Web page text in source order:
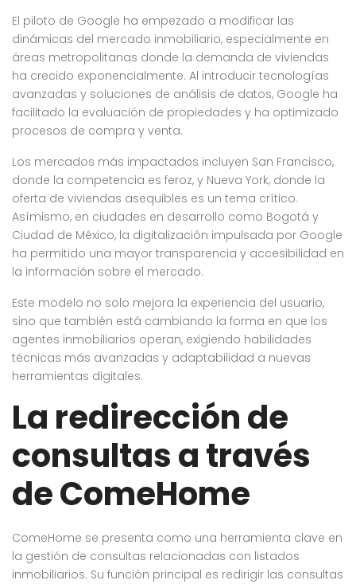
El piloto de Google ha empezado a modificar las
dinámicas del mercado inmobiliario, especialmente en
áreas metropolitanas donde la demanda de viviendas
ha crecido exponencialmente. Al introducir tecnologías
avanzadas y soluciones de análisis de datos, Google ha
facilitado la evaluación de propiedades y ha optimizado
procesos de compra y venta.
Los mercados más impactados incluyen San Francisco,
donde la competencia es feroz, y Nueva York, donde la
oferta de viviendas asequibles es un tema crítico.
Asímismo, en ciudades en desarrollo como Bogotá y
Ciudad de México, la digitalización impulsada por Google
ha permitido una mayor transparencia y accesibilidad en
la información sobre el mercado.
Este modelo no solo mejora la experiencia del usuario,
sino que también está cambiando la forma en que los
agentes inmobiliarios operan, exigiendo habilidades
técnicas más avanzadas y adaptabilidad a nuevas
herramientas digitales.
La redirección de
consultas a través
de ComeHome
ComeHome se presenta como una herramienta clave en
la gestión de consultas relacionadas con listados
inmobiliarios. Su función principal es redirigir las consultas